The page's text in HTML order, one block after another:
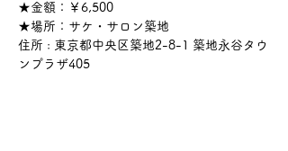
★金額：￥6,500
★場所：サケ・サロン築地
住所 : 東京都中央区築地2-8-1 築地永谷タウ
ンプラザ405